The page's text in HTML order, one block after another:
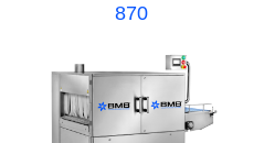
870